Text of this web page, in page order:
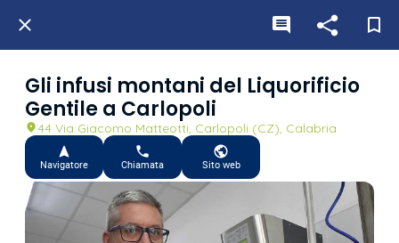
Gli infusi montani del Liquorificio
Gentile a Carlopoli
44 Via Giacomo Matteotti, Carlopoli (CZ), Calabria
Navigatore Chiamata Sito web